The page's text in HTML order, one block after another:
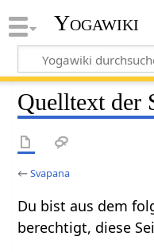
Yogawiki
Quelltext der
←Svapana
Du bist aus dem
berechtigt, diese